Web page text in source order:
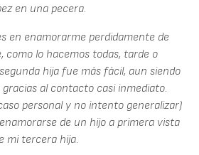
en una pecera.
en enamorarme perdidamente de
como lo hacemos todas, tarde o
hija fue más fácil, aun siendo
al contacto casi inmediato.
personal y no intento generalizar)
de un hijo a primera vista
mi tercera hija.